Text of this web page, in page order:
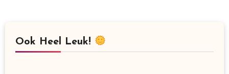
Ook Heel Leuk!